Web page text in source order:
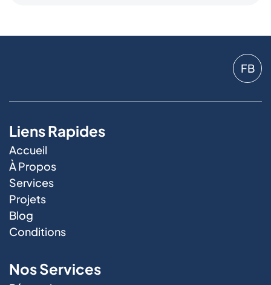
FB
Liens Rapides
Accueil
À Propos
Services
Projets
Blog
Conditions
Nos Services